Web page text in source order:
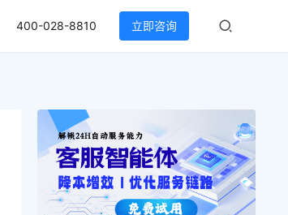
400-028-8810 立即咨询